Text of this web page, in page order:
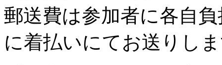
郵送費は参加者に各自
に着払いにてお送りし